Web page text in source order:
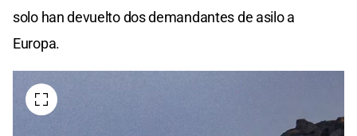
solo han devuelto dos demandantes de asilo a
Europa.